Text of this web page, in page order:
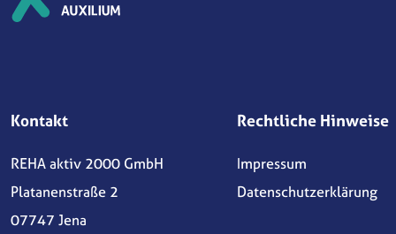
Kontakt
REHA aktiv 2000 GmbH
Platanenstraße 2
07747 Jena
Rechtliche Hinweise
Impressum
Datenschutzerklärung